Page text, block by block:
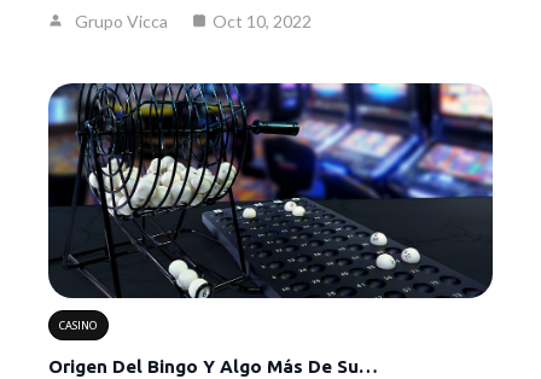
Grupo Vicca
Oct 10, 2022
CASINO
Origen Del Bingo Y Algo Más De Su…